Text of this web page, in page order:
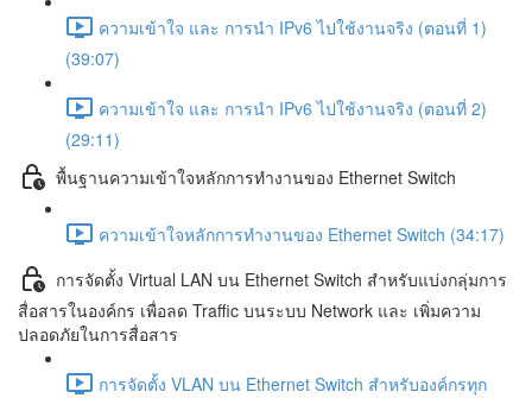
ความเข้าใจ และ การนำ IPv6 ไปใช้งานจริง (ตอนที่ 1)
(39:07)
ความเข้าใจ และ การนำ IPv6 ไปใช้งานจริง (ตอนที่ 2)
(29:11)
พื้นฐานความเข้าใจหลักการทำงานของ Ethernet Switch
ความเข้าใจหลักการทำงานของ Ethernet Switch (34:17)
การจัดตั้ง Virtual LAN บน Ethernet Switch สำหรับแบ่งกลุ่มการ
สื่อสารในองค์กร เพื่อลด Traffic บนระบบ Network และ เพิ่มความ
ปลอดภัยในการสื่อสาร
การจัดตั้ง VLAN บน Ethernet Switch สำหรับองค์กรทุก